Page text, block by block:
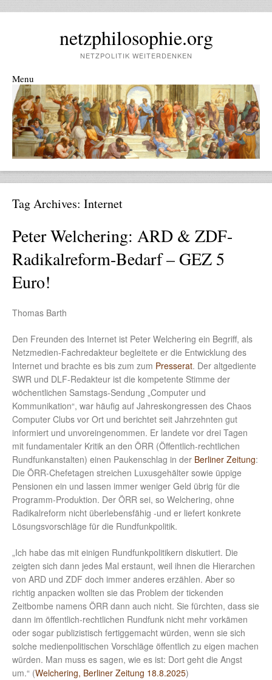
netzphilosophie.org
NETZPOLITIK WEITERDENKEN
Menu
Skip to content
Tag Archives: Internet
Peter Welchering: ARD & ZDF-
Radikalreform-Bedarf – GEZ 5
Euro!
Thomas Barth
Den Freunden des Internet ist Peter Welchering ein Begriff, als
Netzmedien-Fachredakteur begleitete er die Entwicklung des
Internet und brachte es bis zum zum Presserat. Der altgediente
SWR und DLF-Redakteur ist die kompetente Stimme der
wöchentlichen Samstags-Sendung „Computer und
Kommunikation“, war häufig auf Jahreskongressen des Chaos
Computer Clubs vor Ort und berichtet seit Jahrzehnten gut
informiert und unvoreingenommen. Er landete vor drei Tagen
mit fundamentaler Kritik an den ÖRR (Öffentlich-rechtlichen
Rundfunkanstalten) einen Paukenschlag in der Berliner Zeitung:
Die ÖRR-Chefetagen streichen Luxusgehälter sowie üppige
Pensionen ein und lassen immer weniger Geld übrig für die
Programm-Produktion. Der ÖRR sei, so Welchering, ohne
Radikalreform nicht überlebensfähig -und er liefert konkrete
Lösungsvorschläge für die Rundfunkpolitik.
„Ich habe das mit einigen Rundfunkpolitikern diskutiert. Die
zeigten sich dann jedes Mal erstaunt, weil ihnen die Hierarchen
von ARD und ZDF doch immer anderes erzählen. Aber so
richtig anpacken wollten sie das Problem der tickenden
Zeitbombe namens ÖRR dann auch nicht. Sie fürchten, dass sie
dann im öffentlich-rechtlichen Rundfunk nicht mehr vorkämen
oder sogar publizistisch fertiggemacht würden, wenn sie sich
solche medienpolitischen Vorschläge öffentlich zu eigen machen
würden. Man muss es sagen, wie es ist: Dort geht die Angst
um.“ (Welchering, Berliner Zeitung 18.8.2025)